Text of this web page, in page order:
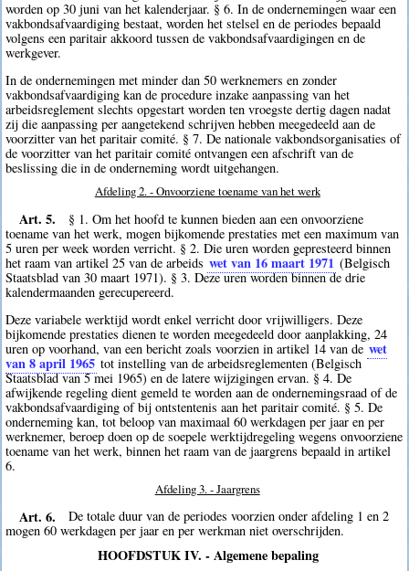
worden op 30 juni van het kalenderjaar. § 6. In de ondernemingen waar een
vakbondsafvaardiging bestaat, worden het stelsel en de periodes bepaald
volgens een paritair akkoord tussen de vakbondsafvaardigingen en de
werkgever.
In de ondernemingen met minder dan 50 werknemers en zonder
vakbondsafvaardiging kan de procedure inzake aanpassing van het
arbeidsreglement slechts opgestart worden ten vroegste dertig dagen nadat
zij die aanpassing per aangetekend schrijven hebben meegedeeld aan de
voorzitter van het paritair comité. § 7. De nationale vakbondsorganisaties of
de voorzitter van het paritair comité ontvangen een afschrift van de
beslissing die in de onderneming wordt uitgehangen.
Afdeling 2. - Onvoorziene toename van het werk
Art. 5.
§ 1. Om het hoofd te kunnen bieden aan een onvoorziene
toename van het werk, mogen bijkomende prestaties met een maximum van
5 uren per week worden verricht. § 2. Die uren worden gepresteerd binnen
het raam van artikel 25 van de arbeids wet van 16 maart 1971 (Belgisch
Staatsblad van 30 maart 1971). § 3. Deze uren worden binnen de drie
kalendermaanden gerecupereerd.
Deze variabele werktijd wordt enkel verricht door vrijwilligers. Deze
bijkomende prestaties dienen te worden meegedeeld door aanplakking, 24
uren op voorhand, van een bericht zoals voorzien in artikel 14 van de wet
van 8 april 1965 tot instelling van de arbeidsreglementen (Belgisch
Staatsblad van 5 mei 1965) en de latere wijzigingen ervan. § 4. De
afwijkende regeling dient gemeld te worden aan de ondernemingsraad of de
vakbondsafvaardiging of bij ontstentenis aan het paritair comité. § 5. De
onderneming kan, tot beloop van maximaal 60 werkdagen per jaar en per
werknemer, beroep doen op de soepele werktijdregeling wegens onvoorziene
toename van het werk, binnen het raam van de jaargrens bepaald in artikel
6.
Afdeling 3. - Jaargrens
Art. 6.
De totale duur van de periodes voorzien onder afdeling 1 en 2
mogen 60 werkdagen per jaar en per werkman niet overschrijden.
HOOFDSTUK IV. - Algemene bepaling